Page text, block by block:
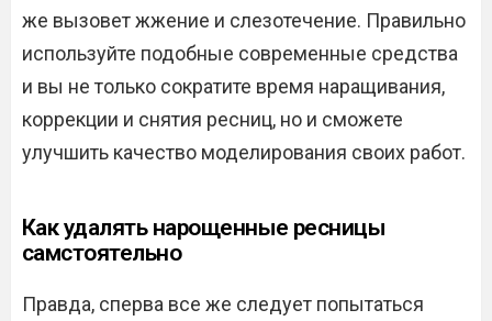
же вызовет жжение и слезотечение. Правильно
используйте подобные современные средства
и вы не только сократите время наращивания,
коррекции и снятия ресниц, но и сможете
улучшить качество моделирования своих работ.
Как удалять нарощенные ресницы
самстоятельно
Правда, сперва все же следует попытаться